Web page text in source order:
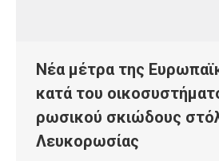
Νέα μέτρα της
κατά του
ρωσικού σκιώδους
Λευκορωσίας